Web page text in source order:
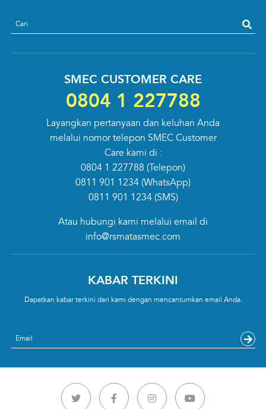
search
SMEC CUSTOMER CARE
0804 1 227788
Layangkan pertanyaan dan keluhan Anda
melalui nomor telepon SMEC Customer
Care kami di :
0804 1 227788 (Telepon)
0811 901 1234 (WhatsApp)
0811 901 1234(SMS)
Atau hubungi kami melalui email di
info@rsmatasmec.com
KABAR TERKINI
Dapatkan kabar terkini dari kami dengan mencantumkan email Anda.
Email